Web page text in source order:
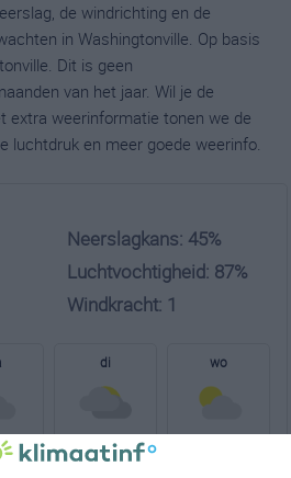
de windrichting en de
in Washingtonville. Op basis
Dit is geen
van het jaar. Wil je de
extra weerinformatie tonen we de
luchtdruk en meer goede weerinfo.
Neerslagkans: 45%
Luchtvochtigheid: 87%
Windkracht: 1
18°
di
21°
wo